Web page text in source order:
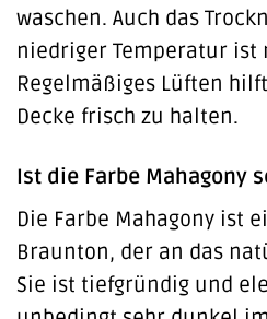
waschen. Auch das
niedriger Temperatur ist
Regelmäßiges Lüften
Decke frisch zu halten.
Ist die Farbe Mahagony
Die Farbe Mahagony ist
Braunton, der an das
Sie ist tiefgründig und